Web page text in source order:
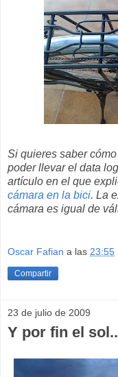
Si quieres saber
poder llevar el data
artículo en el que
cámara en la bici. La
cámara es igual de
Oscar Fafian a las 23:55
Compartir
23 de julio de 2009
Y por fin el